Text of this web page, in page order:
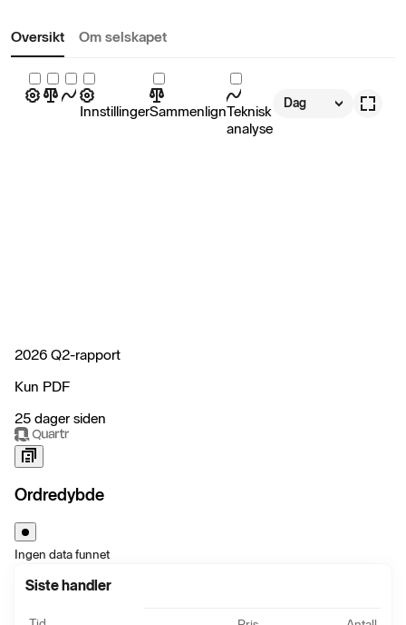
Oversikt Om selskapet
InnstillingerSammenlignTeknisk
analyse
Dag
2026 Q2-rapport
Kun PDF
25 dager siden
Ordredybde
Ingen data funnet
Siste handler